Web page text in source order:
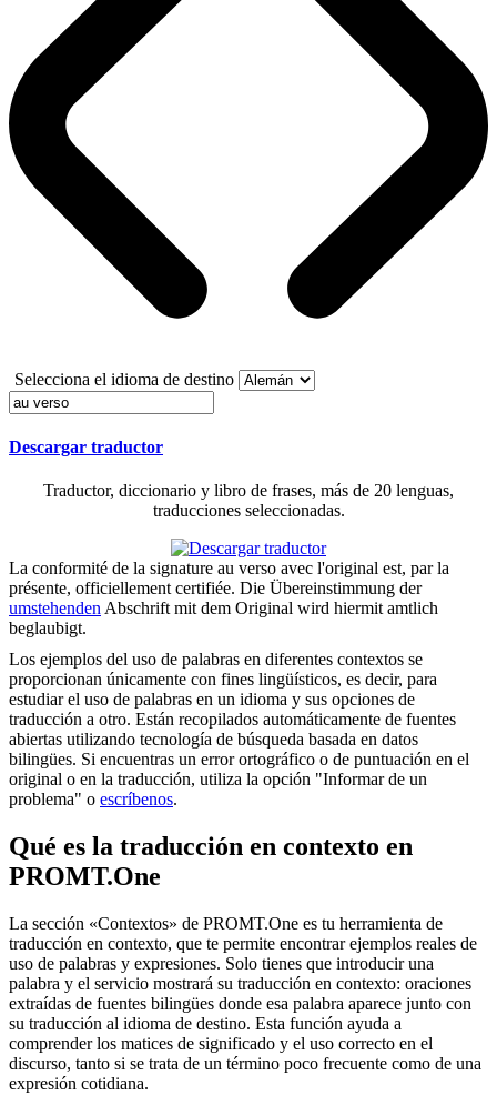
Selecciona el idioma de destino
Descargar traductor
Traductor, diccionario y libro de frases, más de 20 lenguas,
traducciones seleccionadas.
La conformité de la signature au verso avec l'original est, par la
présente, officiellement certifiée. Die Übereinstimmung der
umstehendenAbschrift mit dem Original wird hiermit amtlich
beglaubigt.
Los ejemplos del uso de palabras en diferentes contextos se
proporcionan únicamente con fines lingüísticos, es decir, para
estudiar el uso de palabras en un idioma y sus opciones de
traducción a otro. Están recopilados automáticamente de fuentes
abiertas utilizando tecnología de búsqueda basada en datos
bilingües. Si encuentras un error ortográfico o de puntuación en el
original o en la traducción, utiliza la opción "Informar de un
problema" o escríbenos.
Qué es la traducción en contexto en
PROMT.One
La sección «Contextos» de PROMT.One es tu herramienta de
traducción en contexto, que te permite encontrar ejemplos reales de
uso de palabras y expresiones. Solo tienes que introducir una
palabra y el servicio mostrará su traducción en contexto: oraciones
extraídas de fuentes bilingües donde esa palabra aparece junto con
su traducción al idioma de destino. Esta función ayuda a
comprender los matices de significado y el uso correcto en el
discurso, tanto si se trata de un término poco frecuente como de una
expresión cotidiana.